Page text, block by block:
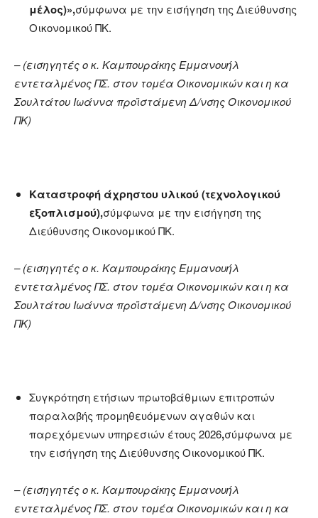
μέλος)»,σύμφωνα με την εισήγηση της Διεύθυνσης
Οικονομικού ΠΚ.
–(εισηγητές ο κ. Καμπουράκης Εμμανουήλ
εντεταλμένος ΠΣ. στον τομέα Οικονομικών και η κα
Σουλτάτου Ιωάννα προϊστάμενη Δ/νσης Οικονομικού
ΠΚ)
Καταστροφή άχρηστου υλικού (τεχνολογικού
εξοπλισμού),σύμφωνα με την εισήγηση της
Διεύθυνσης Οικονομικού ΠΚ.
–(εισηγητές ο κ. Καμπουράκης Εμμανουήλ
εντεταλμένος ΠΣ. στον τομέα Οικονομικών και η κα
Σουλτάτου Ιωάννα προϊστάμενη Δ/νσης Οικονομικού
ΠΚ)
Συγκρότηση ετήσιων πρωτοβάθμιων επιτροπών
παραλαβής προμηθευόμενων αγαθών και
παρεχόμενων υπηρεσιών έτους 2026,σύμφωνα με
την εισήγηση της Διεύθυνσης Οικονομικού ΠΚ.
–(εισηγητές ο κ. Καμπουράκης Εμμανουήλ
εντεταλμένος ΠΣ. στον τομέα Οικονομικών και η κα